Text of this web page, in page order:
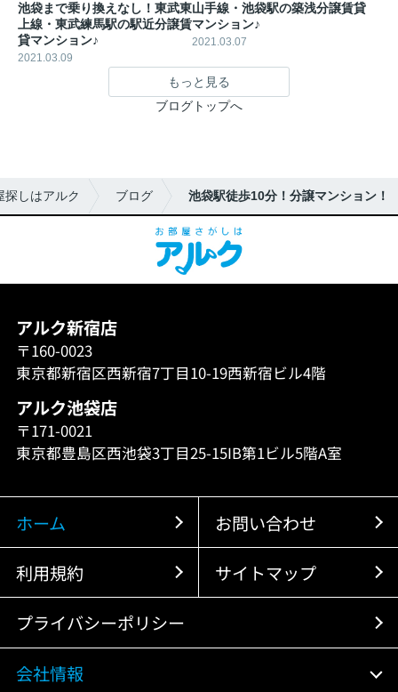
池袋まで乗り換えなし！東武東
上線・東武練馬駅の駅近分譲賃
貸マンション♪
2021.03.09
山手線・池袋駅の築浅分譲賃貸
マンション♪
2021.03.07
もっと見る
ブログトップへ
探しはアルク ブログ 池袋駅徒歩10分！分譲マンション！
アルク新宿店
〒160-0023
東京都新宿区西新宿7丁目10-19西新宿ビル4階
アルク池袋店
〒171-0021
東京都豊島区西池袋3丁目25-15IB第1ビル5階A室
ホーム お問い合わせ
利用規約 サイトマップ
プライバシーポリシー
会社情報